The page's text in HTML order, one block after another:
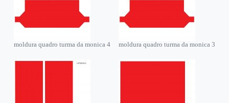
moldura quadro turma da monica 4 moldura quadro turma da monica 3